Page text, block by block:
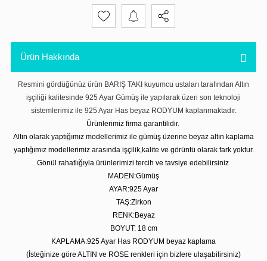
Ürün Hakkında
Resmini gördüğünüz ürün BARIŞ TAKI kuyumcu ustaları tarafından Altın
işçiliği kalitesinde 925 Ayar Gümüş ile yapılarak üzeri son teknoloji
sistemlerimiz ile 925 Ayar Has beyaz RODYUM kaplanmaktadır.
Ürünlerimiz firma garantilidir.
Altın olarak yaptığımız modellerimiz ile gümüş üzerine beyaz altın kaplama
yaptığımız modellerimiz arasında işçilik,kalite ve görüntü olarak fark yoktur.
Gönül rahatlığıyla ürünlerimizi tercih ve tavsiye edebilirsiniz
MADEN:Gümüş
AYAR:925 Ayar
TAŞ:Zirkon
RENK:Beyaz
BOYUT: 18 cm
KAPLAMA:925 Ayar Has RODYUM beyaz kaplama
(İsteğinize göre ALTIN ve ROSE renkleri için bizlere ulaşabilirsiniz)